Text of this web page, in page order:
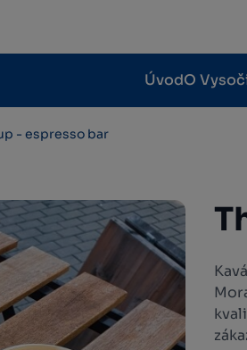
ÚvodO
- espresso bar